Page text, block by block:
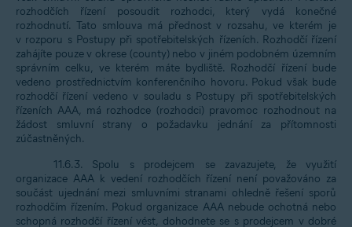
rozhodčích řízení posoudit rozhodci, který vydá konečné
rozhodnutí. Tato smlouva má přednost v rozsahu, ve kterém je
v rozporu s Postupy při spotřebitelských řízeních. Rozhodčí řízení
zahájíte pouze v okrese (county) nebo v jiném podobném územním
správním celku, ve kterém máte bydliště. Rozhodčí řízení bude
vedeno prostřednictvím konferenčního hovoru. Pokud však bude
rozhodčí řízení vedeno v souladu s Postupy při spotřebitelských
řízeních AAA, má rozhodce (rozhodci) pravomoc rozhodnout na
žádost smluvní strany o požadavku jednání za přítomnosti
zúčastněných.
11.6.3. Spolu s prodejcem se zavazujete, že využití
organizace AAA k vedení rozhodčích řízení není považováno za
součást ujednání mezi smluvními stranami ohledně řešení sporů
rozhodčím řízením. Pokud organizace AAA nebude ochotná nebo
schopná rozhodčí řízení vést, dohodnete se s prodejcem v dobré